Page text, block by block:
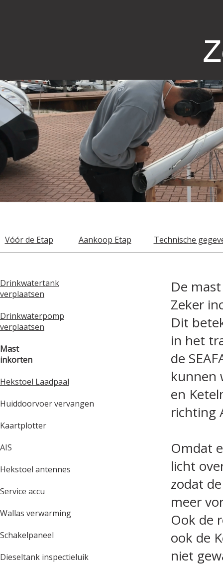
Vóór de Etap Aankoop Etap Technische
Drinkwatertank
verplaatsen
Drinkwaterpomp
verplaatsen
Mast
inkorten
Hekstoel Laadpaal
Huiddoorvoer vervangen
Kaartplotter
AIS
Hekstoel antennes
Service accu
Wallas verwarming
Schakelpaneel
Dieseltank inspectieluik
De
Zeker
Dit
in het
de
kunnen
en
richting
Omdat
licht
zodat
meer
Ook de
ook de
niet